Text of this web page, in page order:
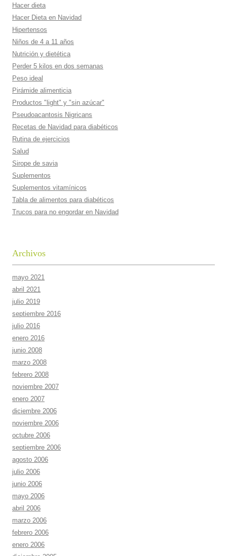
Hacer dieta
Hacer Dieta en Navidad
Hipertensos
Niños de 4 a 11 años
Nutrición y dietética
Perder 5 kilos en dos semanas
Peso ideal
Pirámide alimenticia
Productos "light" y "sin azúcar"
Pseudoacantosis Nigricans
Recetas de Navidad para diabéticos
Rutina de ejercicios
Salud
Sirope de savia
Suplementos
Suplementos vitamí­nicos
Tabla de alimentos para diabéticos
Trucos para no engordar en Navidad
Archivos
mayo 2021
abril 2021
julio 2019
septiembre 2016
julio 2016
enero 2016
junio 2008
marzo 2008
febrero 2008
noviembre 2007
enero 2007
diciembre 2006
noviembre 2006
octubre 2006
septiembre 2006
agosto 2006
julio 2006
junio 2006
mayo 2006
abril 2006
marzo 2006
febrero 2006
enero 2006